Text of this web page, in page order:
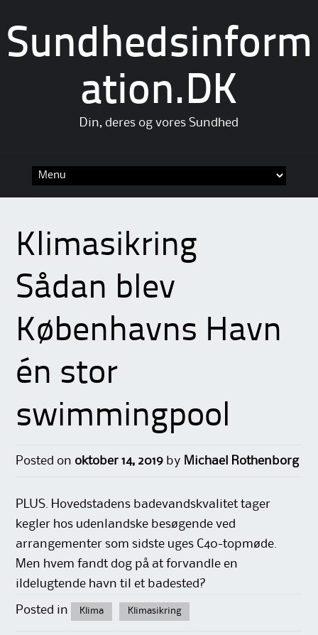
Sundhedsinform
ation.DK
Din, deres og vores Sundhed
Klimasikring
Sådan blev
Københavns Havn
én stor
swimmingpool
Posted on oktober 14, 2019 by Michael Rothenborg
PLUS. Hovedstadens badevandskvalitet tager
kegler hos udenlandske besøgende ved
arrangementer som sidste uges C40-topmøde.
Men hvem fandt dog på at forvandle en
ildelugtende havn til et badested?
Posted in Klima Klimasikring